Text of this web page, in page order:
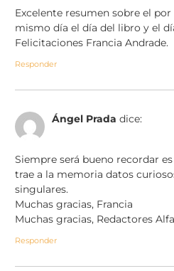
Excelente resumen sobre el
mismo día el día del libro y el
Felicitaciones Francia Andrade.
Responder
Ángel Prada dice:
Siempre será bueno recordar
trae a la memoria datos
singulares.
Muchas gracias, Francia
Muchas gracias, Redactores Alfa
Responder